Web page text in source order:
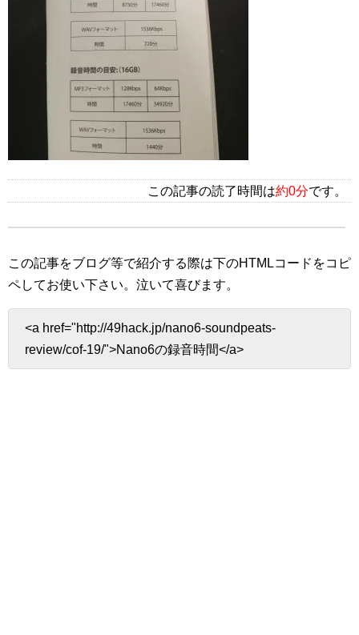
この記事の読了時間は約0分です。
この記事をブログ等で紹介する際は下のHTMLコードをコピ
ペしてお使い下さい。 泣いて喜びます。
<a href="http://49hack.jp/nano6-soundpeats-
review/cof-19/">Nano6の録音時間</a>